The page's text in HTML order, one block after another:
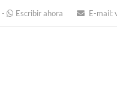
- Escribir ahora E-mail: